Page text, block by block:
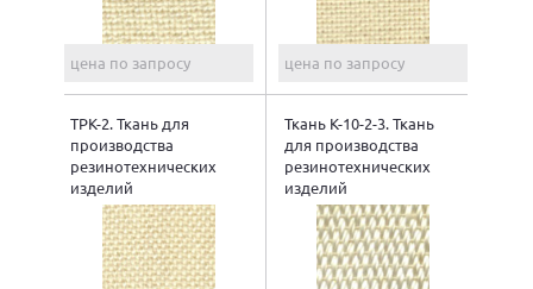
цена по запросу цена по запросу
ТРК-2. Ткань для
производства
резинотехнических
изделий
Ткань К-10-2-3. Ткань
для производства
резинотехнических
изделий